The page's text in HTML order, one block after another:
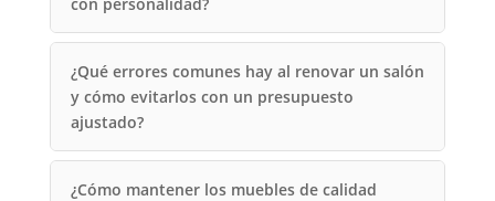
¿Qué errores comunes hay al renovar un salón
y cómo evitarlos con un presupuesto
ajustado?
¿Cómo mantener los muebles de calidad